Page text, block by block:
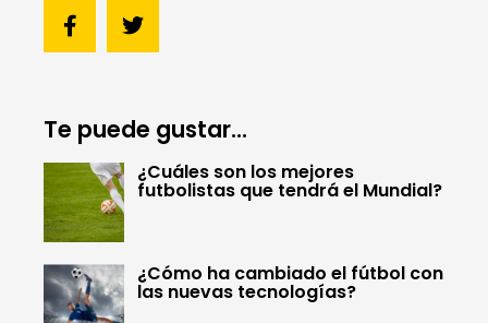
Te puede gustar...
¿Cuáles son los mejores
futbolistas que tendrá el Mundial?
¿Cómo ha cambiado el fútbol con
las nuevas tecnologías?